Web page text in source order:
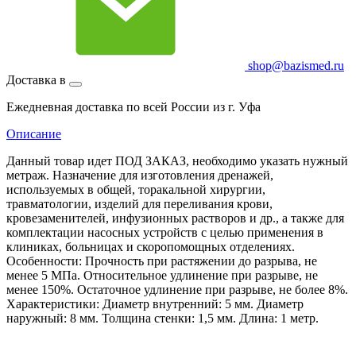
shop@bazismed.ru
Доставка в
Ежедневная доставка по всей России из г. Уфа
Описание
Данный товар идет ПОД ЗАКАЗ, необходимо указать нужный
метраж. Назначение для изготовления дренажей,
используемых в общей, торакальной хирургии,
травматологии, изделий для переливания крови,
кровезаменителей, инфузионных растворов и др., а также для
комплектации насосных устройств с целью применения в
клиниках, больницах и скоропомощных отделениях.
Особенности: Прочность при растяжении до разрыва, не
менее 5 МПа. Относительное удлинение при разрыве, не
менее 150%. Остаточное удлинение при разрыве, не более 8%.
Характеристики: Диаметр внутренний: 5 мм. Диаметр
наружный: 8 мм. Толщина стенки: 1,5 мм. Длина: 1 метр.